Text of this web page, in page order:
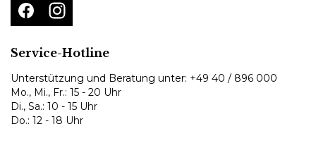
Service-Hotline
Unterstützung und Beratung unter: +49 40 / 896 000
Mo., Mi., Fr.: 15 - 20 Uhr
Di., Sa.: 10 - 15 Uhr
Do.: 12 - 18 Uhr